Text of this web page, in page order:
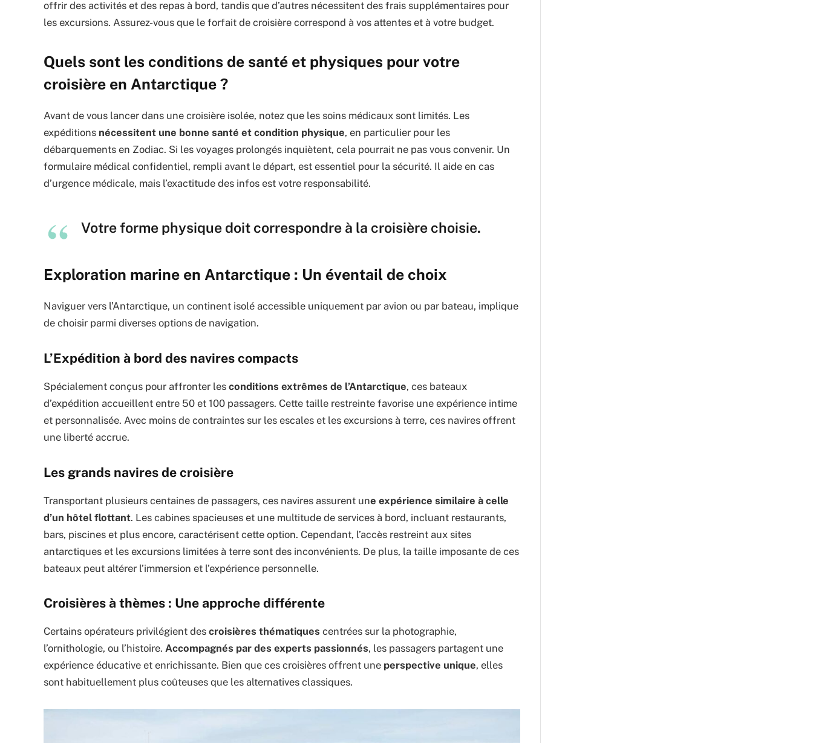
offrir des activités et des repas à bord, tandis que d’autres nécessitent des frais supplémentaires pour
les excursions. Assurez-vous que le forfait de croisière correspond à vos attentes et à votre budget.
Quels sont les conditions de santé et physiques pour votre
croisière en Antarctique ?
Avant de vous lancer dans une croisière isolée, notez que les soins médicaux sont limités. Les
expéditions nécessitent une bonne santé et condition physique, en particulier pour les
débarquements en Zodiac. Si les voyages prolongés inquiètent, cela pourrait ne pas vous convenir. Un
formulaire médical confidentiel, rempli avant le départ, est essentiel pour la sécurité. Il aide en cas
d’urgence médicale, mais l’exactitude des infos est votre responsabilité.
Votre forme physique doit correspondre à la croisière choisie.
Exploration marine en Antarctique : Un éventail de choix
Naviguer vers l’Antarctique, un continent isolé accessible uniquement par avion ou par bateau, implique
de choisir parmi diverses options de navigation.
L’Expédition à bord des navires compacts
Spécialement conçus pour affronter les conditions extrêmes de l’Antarctique, ces bateaux
d’expédition accueillent entre 50 et 100 passagers. Cette taille restreinte favorise une expérience intime
et personnalisée. Avec moins de contraintes sur les escales et les excursions à terre, ces navires offrent
une liberté accrue.
Les grands navires de croisière
Transportant plusieurs centaines de passagers, ces navires assurent une expérience similaire à celle
d’un hôtel flottant. Les cabines spacieuses et une multitude de services à bord, incluant restaurants,
bars, piscines et plus encore, caractérisent cette option. Cependant, l’accès restreint aux sites
antarctiques et les excursions limitées à terre sont des inconvénients. De plus, la taille imposante de ces
bateaux peut altérer l’immersion et l’expérience personnelle.
Croisières à thèmes : Une approche différente
Certains opérateurs privilégient des croisières thématiques centrées sur la photographie,
l’ornithologie, ou l’histoire. Accompagnés par des experts passionnés, les passagers partagent une
expérience éducative et enrichissante. Bien que ces croisières offrent une perspective unique, elles
sont habituellement plus coûteuses que les alternatives classiques.